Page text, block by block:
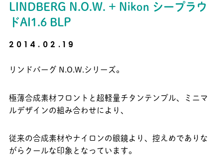
LINDBERG N.O.W. + Nikon シープラウ
ドAI1.6 BLP
2014.02.19
リンドバーグ N.O.W.シリーズ。
極薄合成素材フロントと超軽量チタンテンプル、ミニマ
ルデザインの組み合わせにより、
従来の合成素材やナイロンの眼鏡より、控えめでありな
がらクールな印象となっています。